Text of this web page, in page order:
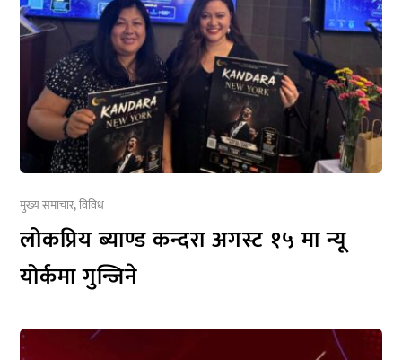
मुख्य समाचार,विविध
लोकप्रिय ब्याण्ड कन्दरा अगस्ट १५ मा न्यू
योर्कमा गुन्जिने